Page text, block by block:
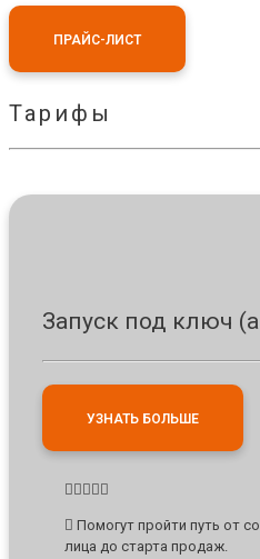
ПРАЙС-ЛИСТ
Тарифы
Запуск под ключ
УЗНАТЬ БОЛЬШЕ
Помогут пройти путь от
лица до старта продаж.